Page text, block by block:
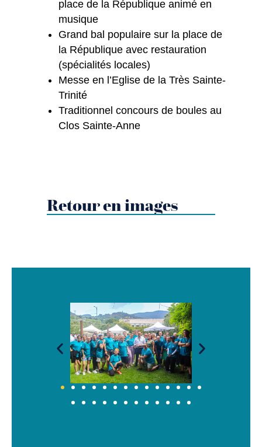
place de la République animé en
musique
Grand bal populaire sur la place de
la République avec restauration
(spécialités locales)
Messe en l’Eglise de la Très Sainte-
Trinité
Traditionnel concours de boules au
Clos Sainte-Anne
Retour en images